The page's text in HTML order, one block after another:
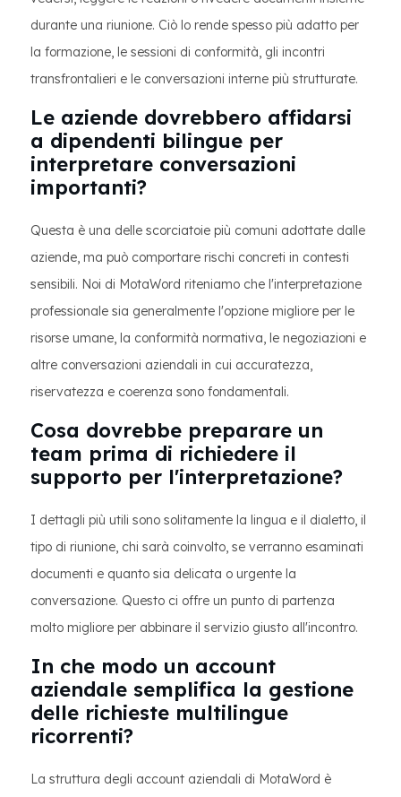
durante una riunione. Ciò lo rende spesso più adatto per
la formazione, le sessioni di conformità, gli incontri
transfrontalieri e le conversazioni interne più strutturate.
Le aziende dovrebbero affidarsi
a dipendenti bilingue per
interpretare conversazioni
importanti?
Questa è una delle scorciatoie più comuni adottate dalle
aziende, ma può comportare rischi concreti in contesti
sensibili. Noi di MotaWord riteniamo che l'interpretazione
professionale sia generalmente l'opzione migliore per le
risorse umane, la conformità normativa, le negoziazioni e
altre conversazioni aziendali in cui accuratezza,
riservatezza e coerenza sono fondamentali.
Cosa dovrebbe preparare un
team prima di richiedere il
supporto per l'interpretazione?
I dettagli più utili sono solitamente la lingua e il dialetto, il
tipo di riunione, chi sarà coinvolto, se verranno esaminati
documenti e quanto sia delicata o urgente la
conversazione. Questo ci offre un punto di partenza
molto migliore per abbinare il servizio giusto all'incontro.
In che modo un account
aziendale semplifica la gestione
delle richieste multilingue
ricorrenti?
La struttura degli account aziendali di MotaWord è